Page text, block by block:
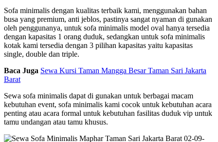
Sofa minimalis dengan kualitas terbaik kami, menggunakan bahan
busa yang premium, anti jeblos, pastinya sangat nyaman di gunakan
oleh penggunanya, untuk sofa minimalis model oval hanya tersedia
dengan kapasitas 1 orang duduk, sedangkan untuk sofa minimalis
kotak kami tersedia dengan 3 pilihan kapasitas yaitu kapasitas
single, double dan triple.
Baca Juga Sewa Kursi Taman Mangga Besar Taman Sari Jakarta
Barat
Sewa sofa minimalis dapat di gunakan untuk berbagai macam
kebutuhan event, sofa minimalis kami cocok untuk kebutuhan acara
penting atau acara formal untuk kebutuhan fasilitas duduk vip untuk
tamu undangan atau tamu khusus.